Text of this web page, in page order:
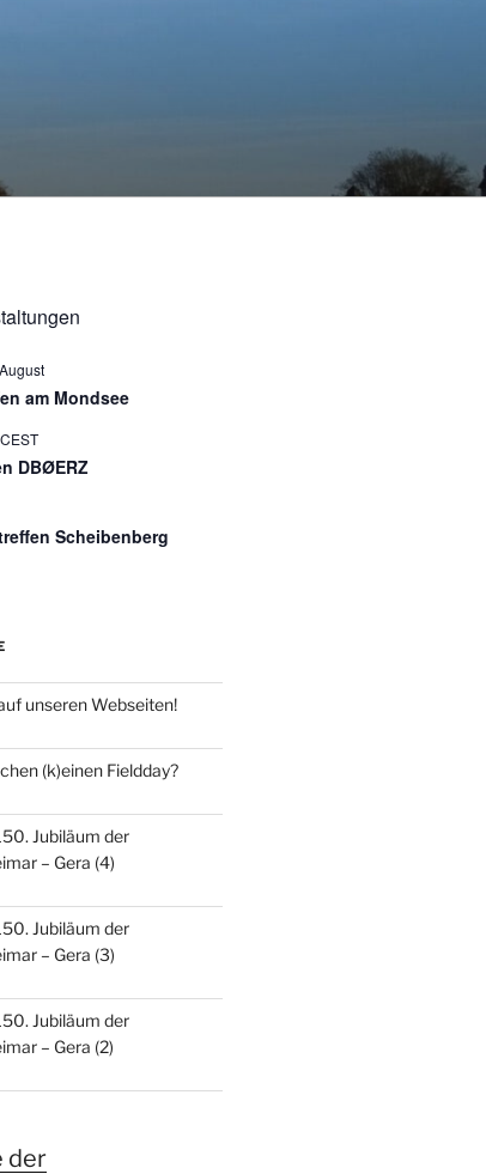
am Mondsee
CEST
DBØERZ
Scheibenberg
unseren Webseiten!
(k)einen Fieldday?
Jubiläum der
– Gera (4)
Jubiläum der
– Gera (3)
Jubiläum der
– Gera (2)
der